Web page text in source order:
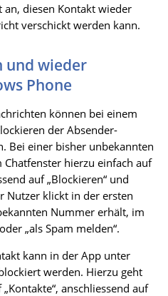
diesen Kontakt wieder
verschickt werden kann.
und wieder
Phone
können bei einem
der Absender-
Bei einer bisher unbekannten
hierzu einfach auf
auf „Blockieren“ und
Nutzer klickt in der ersten
Nummer erhält, im
„als Spam melden“.
kann in der App unter
werden. Hierzu geht
anschliessend auf